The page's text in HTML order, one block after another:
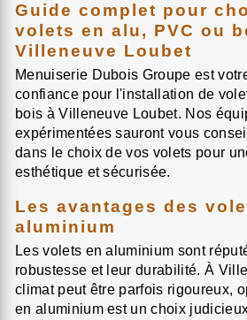
Guide complet pour
volets en alu, PVC ou
Villeneuve Loubet
Menuiserie Dubois Groupe est
confiance pour l'installation de
bois à Villeneuve Loubet. Nos
expérimentées sauront vous
dans le choix de vos volets pour
esthétique et sécurisée.
Les avantages des
aluminium
Les volets en aluminium sont
robustesse et leur durabilité. À
climat peut être parfois rigoureux,
en aluminium est un choix